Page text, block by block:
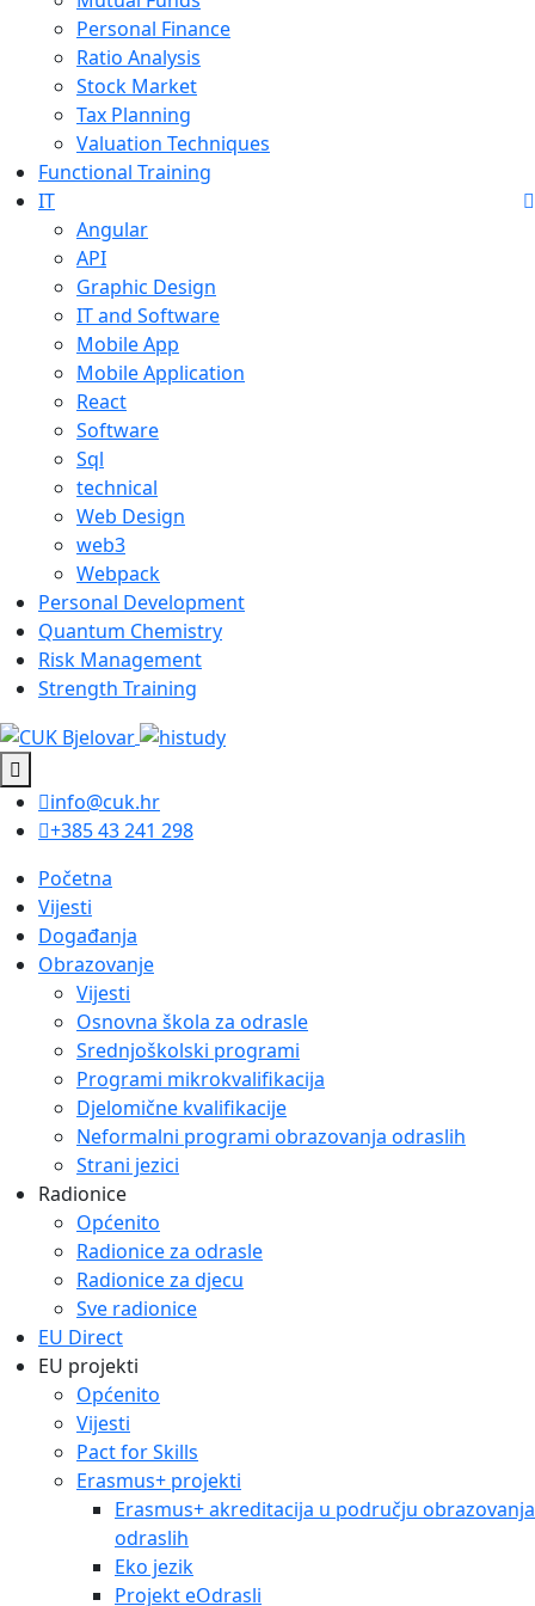
Personal Finance
Ratio Analysis
Stock Market
Tax Planning
Valuation Techniques
Functional Training
IT
Angular
API
Graphic Design
IT and Software
Mobile App
Mobile Application
React
Software
Sql
technical
Web Design
web3
Webpack
Personal Development
Quantum Chemistry
Risk Management
Strength Training
info@cuk.hr
+385 43 241 298
Početna
Vijesti
Događanja
Obrazovanje
Vijesti
Osnovna škola za odrasle
Srednjoškolski programi
Programi mikrokvalifikacija
Djelomične kvalifikacije
Neformalni programi obrazovanja odraslih
Strani jezici
Radionice
Općenito
Radionice za odrasle
Radionice za djecu
Sve radionice
EU Direct
EU projekti
Općenito
Vijesti
Pact for Skills
Erasmus+ projekti
Erasmus+ akreditacija u području obrazovanja
odraslih
Eko jezik
Projekt eOdrasli